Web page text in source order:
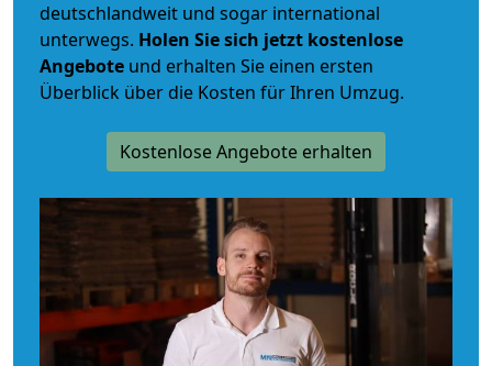
deutschlandweit und sogar international
unterwegs. Holen Sie sich jetzt kostenlose
Angebote und erhalten Sie einen ersten
Überblick über die Kosten für Ihren Umzug.
Kostenlose Angebote erhalten